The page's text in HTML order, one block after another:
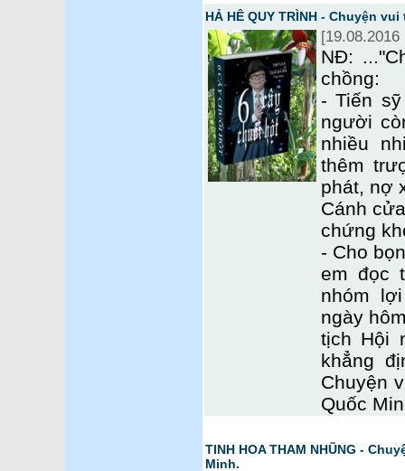
HẢ HÊ QUY TRÌNH - Chuyện
[19.08.2016
NĐ:
chồng:
- Tiến
người
nhiều
thêm
phát, nợ
Cánh
chứng
- Cho
em đọc
nhóm
ngày
tịch Hội
khẳng
Chuyện
Quốc
TINH HOA THAM NHŨNG -
Minh.